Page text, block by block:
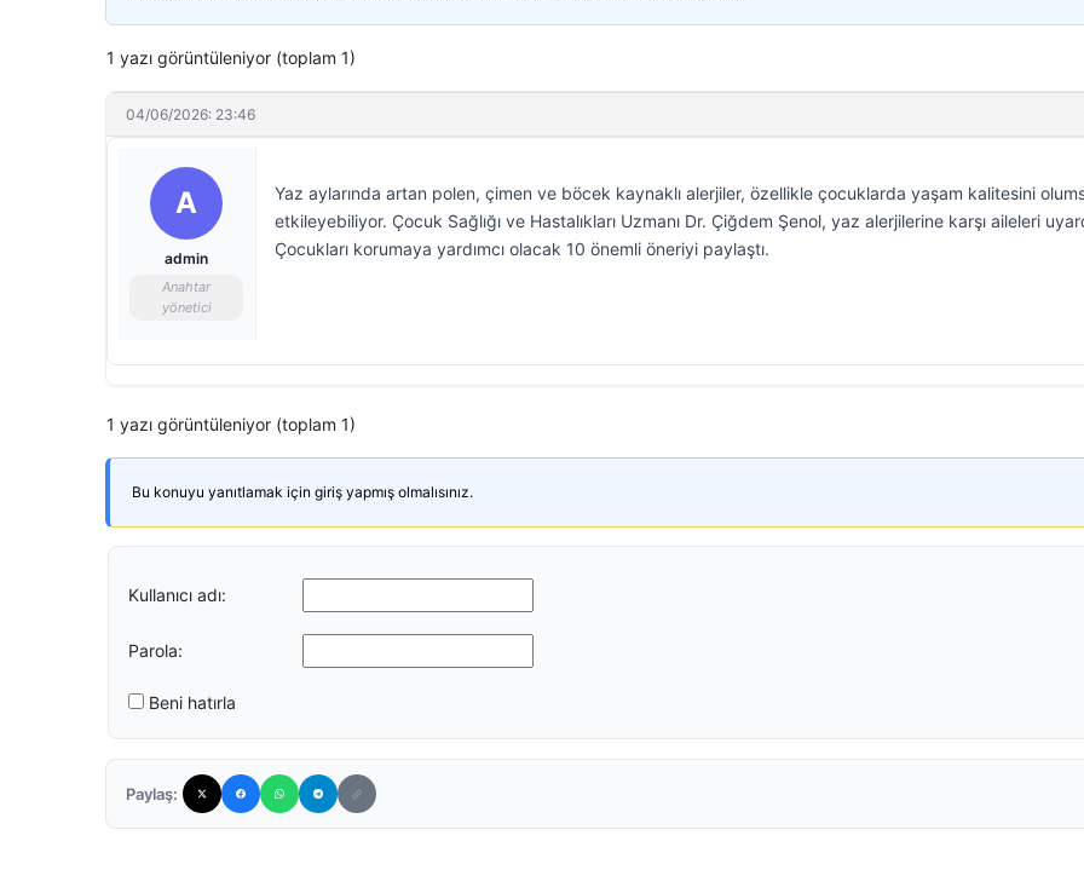
1 yazı görüntüleniyor (toplam 1)
04/06/2026: 23:46
A
admin
Anahtar
yönetici
Yaz aylarında artan polen, çimen ve böcek kaynaklı alerjiler, özellikle çocuklarda yaşam kalitesini
etkileyebiliyor. Çocuk Sağlığı ve Hastalıkları Uzmanı Dr. Çiğdem Şenol, yaz alerjilerine karşı aileleri
Çocukları korumaya yardımcı olacak 10 önemli öneriyi paylaştı.
1 yazı görüntüleniyor (toplam 1)
Bu konuyu yanıtlamak için giriş yapmış olmalısınız.
Kullanıcı adı:
Parola:
Beni hatırla
Paylaş: